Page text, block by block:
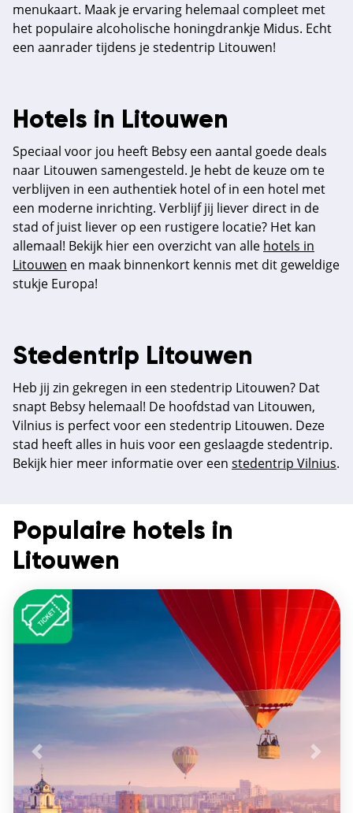
menukaart. Maak je ervaring helemaal compleet met
het populaire alcoholische honingdrankje Midus. Echt
een aanrader tijdens je stedentrip Litouwen!
Hotels in Litouwen
Speciaal voor jou heeft Bebsy een aantal goede deals
naar Litouwen samengesteld. Je hebt de keuze om te
verblijven in een authentiek hotel of in een hotel met
een moderne inrichting. Verblijf jij liever direct in de
stad of juist liever op een rustigere locatie? Het kan
allemaal! Bekijk hier een overzicht van alle hotels in
Litouwen en maak binnenkort kennis met dit geweldige
stukje Europa!
Stedentrip Litouwen
Heb jij zin gekregen in een stedentrip Litouwen? Dat
snapt Bebsy helemaal! De hoofdstad van Litouwen,
Vilnius is perfect voor een stedentrip Litouwen. Deze
stad heeft alles in huis voor een geslaagde stedentrip.
Bekijk hier meer informatie over een stedentrip Vilnius.
Populaire hotels in
Litouwen
Vorige De